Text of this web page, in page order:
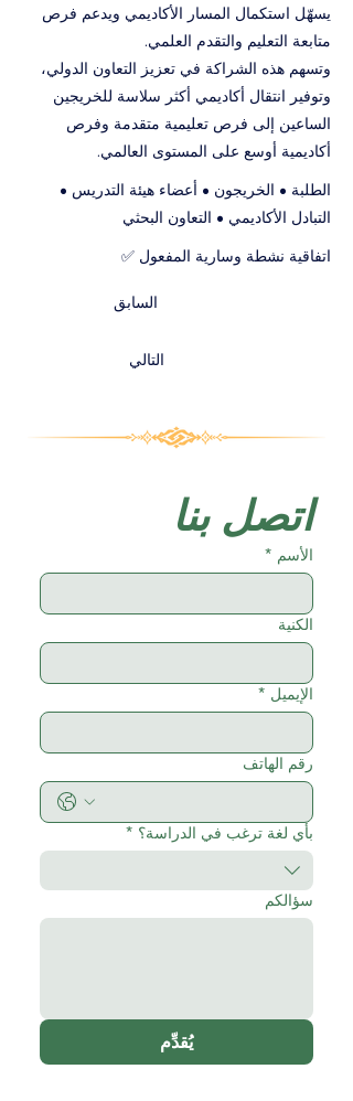
يسهّل استكمال المسار الأكاديمي ويدعم فرص
متابعة التعليم والتقدم العلمي.
وتسهم هذه الشراكة في تعزيز التعاون الدولي،
وتوفير انتقال أكاديمي أكثر سلاسة للخريجين
الساعين إلى فرص تعليمية متقدمة وفرص
أكاديمية أوسع على المستوى العالمي.
الطلبة • الخريجون • أعضاء هيئة التدريس •
التبادل الأكاديمي • التعاون البحثي
اتفاقية نشطة وسارية المفعول ✅
السابق
التالي
اتصل بنا
الأسم *
الكنية
الإيميل *
رقم الهاتف
بأي لغة ترغب في الدراسة؟ *
سؤالكم
يُقدِّم